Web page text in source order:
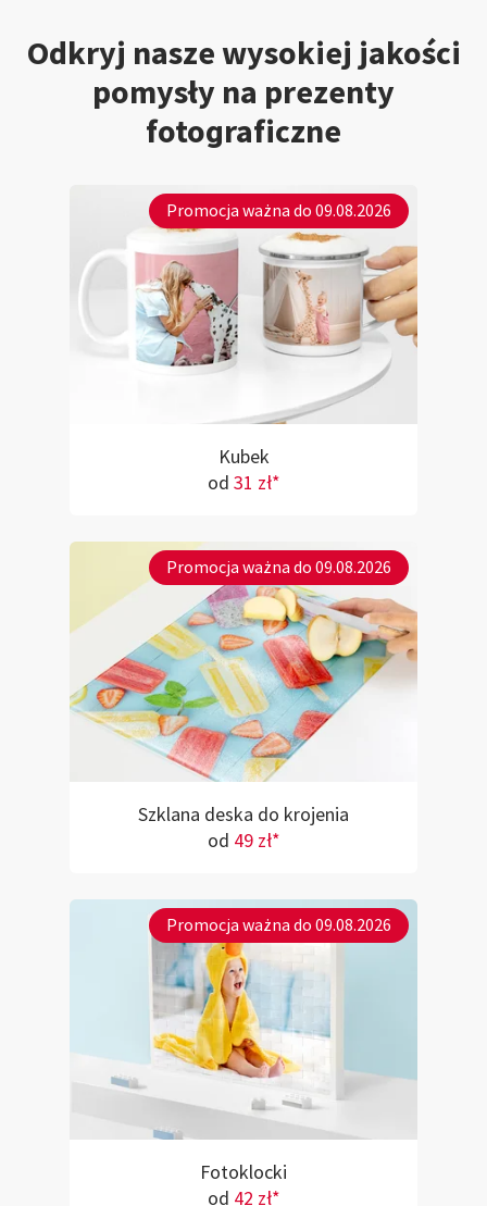
Odkryj nasze wysokiej jakości
pomysły na prezenty
fotograficzne
Promocja ważna do 09.08.2026
Kubek
od 31 zł*
Promocja ważna do 09.08.2026
Szklana deska do krojenia
od 49 zł*
Promocja ważna do 09.08.2026
Fotoklocki
od 42 zł*